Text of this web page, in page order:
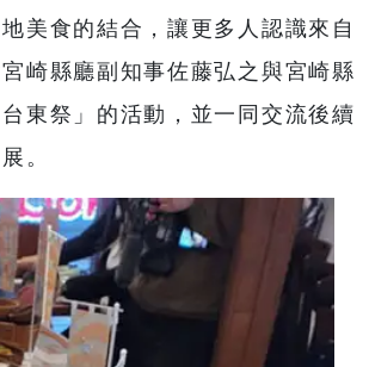
美食的結合，讓更多人認識來自
崎縣廳副知事佐藤弘之與宮崎縣
東祭」的活動，並一同交流後續
。